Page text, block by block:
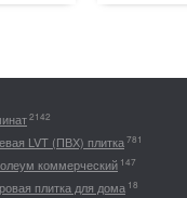
2142
LVT (ПВХ) плитка781
коммерческий 147
плитка для дома 18